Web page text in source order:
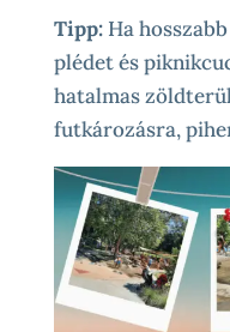
Tipp:Ha
plédet és
hatalmas
futkározásra,